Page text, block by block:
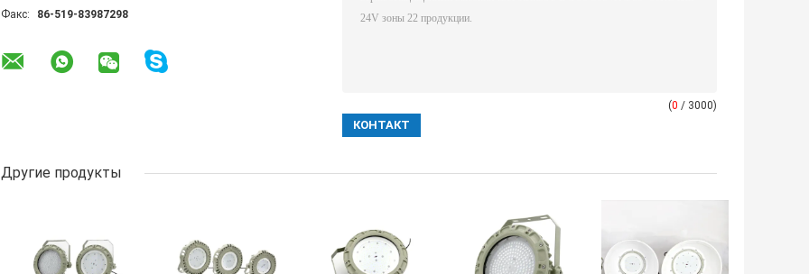
Факс:
86-519-83987298
(0 / 3000)
Другие продукты